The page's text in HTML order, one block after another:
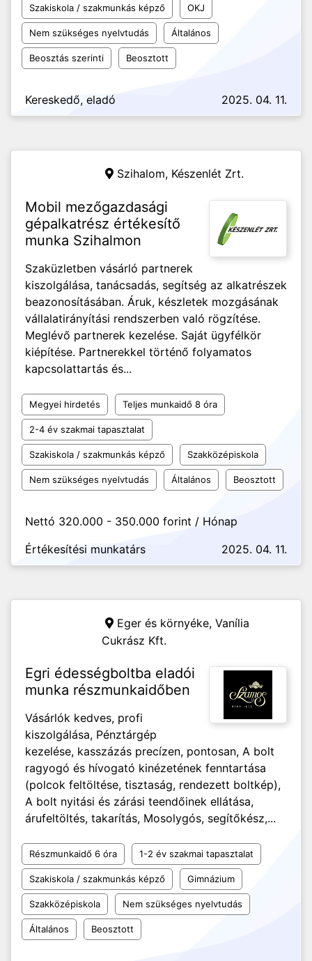
Szakiskola / szakmunkás képző OKJ
Nem szükséges nyelvtudás Általános
Beosztás szerinti Beosztott
Kereskedő, eladó 2025. 04. 11.
Szihalom, Készenlét Zrt.
Mobil mezőgazdasági
gépalkatrész értékesítő
munka Szihalmon
Szaküzletben vásárló partnerek
kiszolgálása, tanácsadás, segítség az alkatrészek
beazonosításában. Áruk, készletek mozgásának
vállalatirányítási rendszerben való rögzítése.
Meglévő partnerek kezelése. Saját ügyfélkör
kiépítése. Partnerekkel történő folyamatos
kapcsolattartás és...
Megyei hirdetés Teljes munkaidő 8 óra
2-4 év szakmai tapasztalat
Szakiskola / szakmunkás képző Szakközépiskola
Nem szükséges nyelvtudás Általános Beosztott
Nettó 320.000 - 350.000 forint / Hónap
Értékesítési munkatárs
2025. 04. 11.
Eger és környéke, Vanília
Cukrász Kft.
Egri édességboltba eladói
munka részmunkaidőben
Vásárlók kedves, profi
kiszolgálása, Pénztárgép
kezelése, kasszázás precízen, pontosan, A bolt
ragyogó és hívogató kinézetének fenntartása
(polcok feltöltése, tisztaság, rendezett boltkép),
A bolt nyitási és zárási teendőinek ellátása,
árufeltöltés, takarítás, Mosolygós, segítőkész,...
Részmunkaidő 6 óra 1-2 év szakmai tapasztalat
Szakiskola / szakmunkás képző Gimnázium
Szakközépiskola Nem szükséges nyelvtudás
Általános Beosztott